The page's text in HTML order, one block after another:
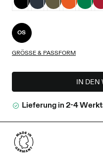
OS
GRÖSSE & PASSFORM
IN DEN
Lieferung in 2-4